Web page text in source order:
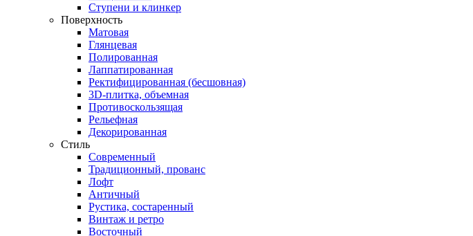
Ступени и клинкер
Поверхность
Матовая
Глянцевая
Полированная
Лаппатированная
Ректифицированная (бесшовная)
3D-плитка, объемная
Противоскользящая
Рельефная
Декорированная
Стиль
Современный
Традиционный, прованс
Лофт
Античный
Рустика, состаренный
Винтаж и ретро
Восточный